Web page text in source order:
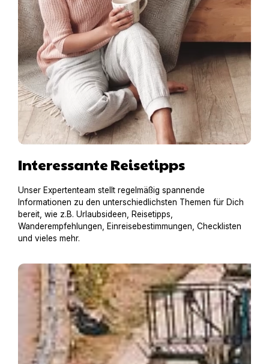
Interessante Reisetipps
Unser Expertenteam stellt regelmäßig spannende
Informationen zu den unterschiedlichsten Themen für Dich
bereit, wie z.B. Urlaubsideen, Reisetipps,
Wanderempfehlungen, Einreisebestimmungen, Checklisten
und vieles mehr.
Hausboot mit Hund